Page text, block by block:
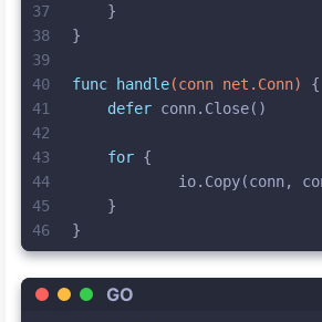
37
38
39
40
41
42
43
44
45
46
    }
}
func handle(conn net.Conn)
{
defer conn.Close()
for {
io.Copy(conn,
    }
}
GO